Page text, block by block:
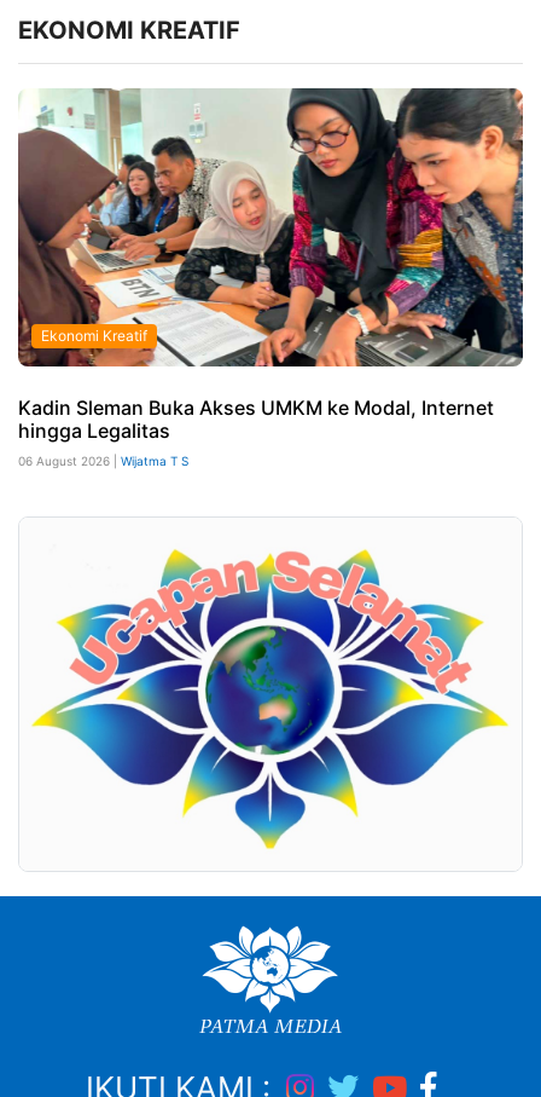
EKONOMI KREATIF
Ekonomi Kreatif
Kadin Sleman Buka Akses UMKM ke Modal, Internet
hingga Legalitas
06 August 2026 | Wijatma T S
IKUTI KAMI :